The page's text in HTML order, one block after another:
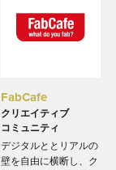
FabCafe
クリエイティブ
コミュニティ
デジタルととリアルの
壁を自由に横断し、ク